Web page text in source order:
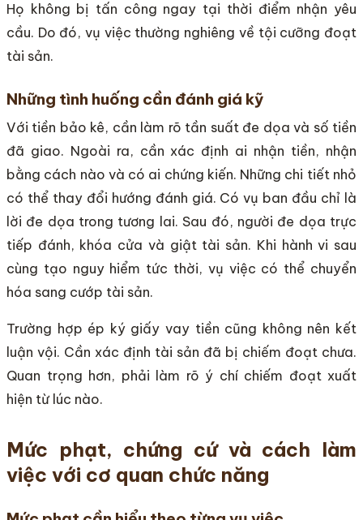
Họ không bị tấn công ngay tại thời điểm nhận yêu
cầu. Do đó, vụ việc thường nghiêng về tội cưỡng đoạt
tài sản.
Những tình huống cần đánh giá kỹ
Với tiền bảo kê, cần làm rõ tần suất đe dọa và số tiền
đã giao. Ngoài ra, cần xác định ai nhận tiền, nhận
bằng cách nào và có ai chứng kiến. Những chi tiết nhỏ
có thể thay đổi hướng đánh giá. Có vụ ban đầu chỉ là
lời đe dọa trong tương lai. Sau đó, người đe dọa trực
tiếp đánh, khóa cửa và giật tài sản. Khi hành vi sau
cùng tạo nguy hiểm tức thời, vụ việc có thể chuyển
hóa sang cướp tài sản.
Trường hợp ép ký giấy vay tiền cũng không nên kết
luận vội. Cần xác định tài sản đã bị chiếm đoạt chưa.
Quan trọng hơn, phải làm rõ ý chí chiếm đoạt xuất
hiện từ lúc nào.
Mức phạt, chứng cứ và cách làm
việc với cơ quan chức năng